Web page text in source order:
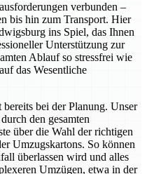
verbunden –
bis hin zum Transport. Hier
ins Spiel, das Ihnen
Unterstützung zur
Ablauf so stressfrei wie
das Wesentliche
bei der Planung. Unser
den gesamten
über die Wahl der richtigen
Umzugskartons. So können
überlassen wird und alles
Umzügen, etwa in der